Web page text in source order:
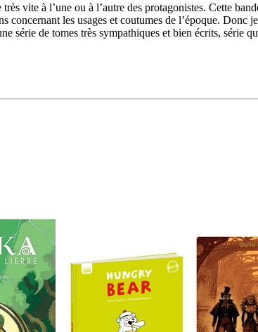
vite à l’une ou à l’autre des protagonistes. Cette
les usages et coutumes de l’époque.
série de tomes très sympathiques et bien écrits, série